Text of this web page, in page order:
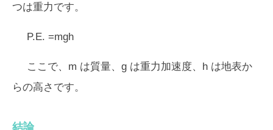
つは重力です。
P.E. =mgh
ここで、m は質量、g は重力加速度、h は地表か
らの高さです。
結論